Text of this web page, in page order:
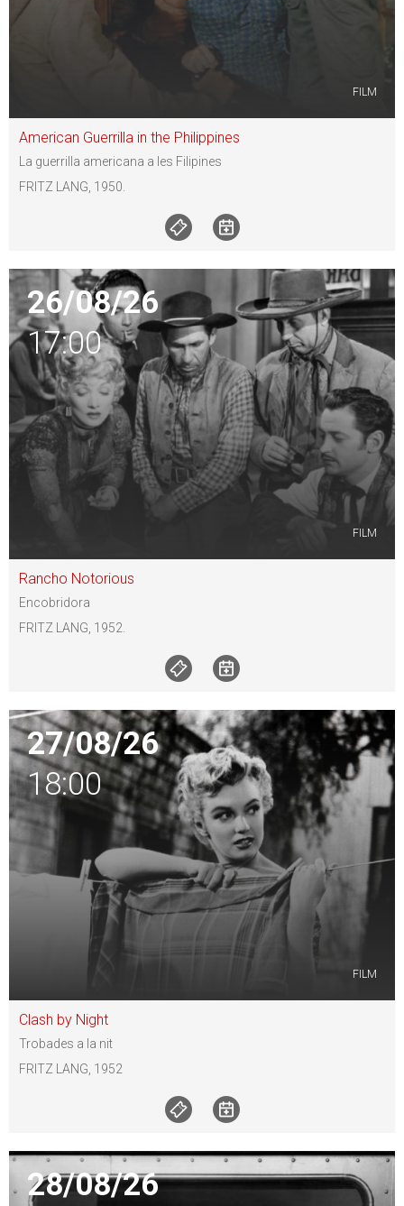
FILM
American Guerrilla in the Philippines
La guerrilla americana a les Filipines
FRITZ LANG, 1950.
26/08/26
17:00
FILM
Rancho Notorious
Encobridora
FRITZ LANG, 1952.
27/08/26
18:00
FILM
Clash by Night
Trobades a la nit
FRITZ LANG, 1952
28/08/26